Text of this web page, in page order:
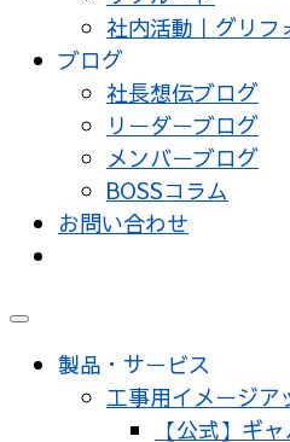
社内活動｜グリフ
ブログ
社長想伝ブログ
リーダーブログ
メンバーブログ
BOSSコラム
お問い合わせ
メ
製品・サービス
工事用イメージア
【公式】ギ